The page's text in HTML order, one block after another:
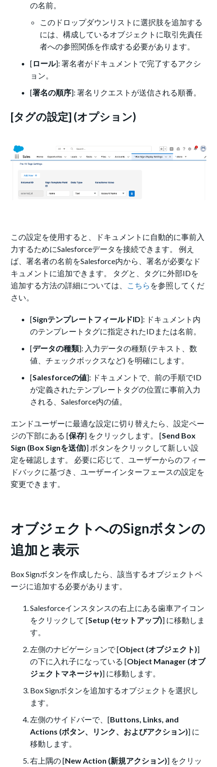
の名前。
このドロップダウンリストに選択肢を追加する
には、構成しているオブジェクトに取引先責任
者への参照関係を作成する必要があります。
[ ロール]: 署名者がドキュメントで完了するアクシ
ョン。
[署名の順序]: 署名リクエストが送信される順番。
[タグの設定] (オプション)
この設定を使用すると、ドキュメントに自動的に事前入
力するためにSalesforceデータを接続できます。 例え
ば、署名者の名前をSalesforce内から、署名が必要なド
キュメントに追加できます。 タグと、タグに外部IDを
追加する方法の詳細については、
こちら を参照してくだ
さい。
[SignテンプレートフィールドID]: ドキュメント内
のテンプレートタグに指定されたIDまたは名前。
[データの種類]: 入力データの種類 (テキスト、数
値、チェックボックスなど) を明確にします。
[Salesforceの値]: ドキュメントで、前の手順でID
が定義されたテンプレートタグの位置に事前入力
される、Salesforce内の値。
エンドユーザーに最適な設定に切り替えたら、設定ペー
ジの下部にある [保存] をクリックします。 [Send Box
Sign (Box Signを送信)] ボタンをクリックして新しい設
定を確認します。 必要に応じて、ユーザーからのフィー
ドバックに基づき、ユーザーインターフェースの設定を
変更できます。
オブジェクトへのSignボタンの
追加と表示
Box Signボタンを作成したら、該当するオブジェクトペ
ージに追加する必要があります。
Salesforceインスタンスの右上にある歯車アイコン
をクリックして [Setup (セットアップ)] に移動しま
す。
左側のナビゲーションで [Object (オブジェクト)]
の下に入れ子になっている [Object Manager (オブ
ジェクトマネージャ)] に移動します。
Box Signボタンを追加するオブジェクトを選択し
ます。
左側のサイドバーで、[Buttons, Links, and
Actions (ボタン、リンク、およびアクション)] に
移動します。
右上隅の [New Action (新規アクション)] をクリッ